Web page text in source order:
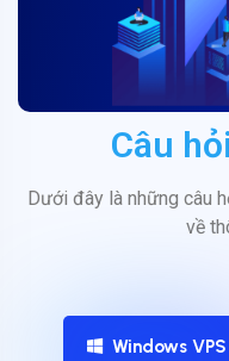
Câu
Dưới đây là những câu
về
Windows VPS